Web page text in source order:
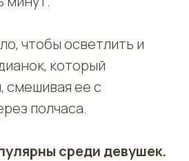
чтобы осветлить и
который
смешивая ее с
полчаса.
среди девушек.